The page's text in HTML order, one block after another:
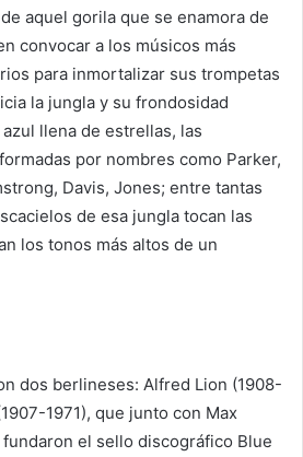
aquel gorila que se enamora de
convocar a los músicos más
para inmortalizar sus trompetas
la jungla y su frondosidad
llena de estrellas, las
por nombres como Parker,
Davis, Jones; entre tantas
de esa jungla tocan las
los tonos más altos de un
dos berlineses: Alfred Lion (1908-
1971), que junto con Max
el sello discográfico Blue